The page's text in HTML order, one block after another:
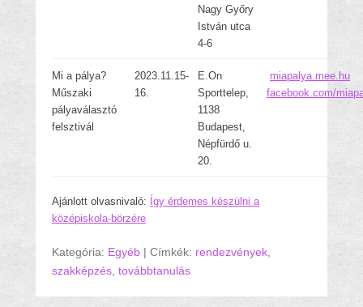
Nagy Győry
István utca
4-6
Mi a pálya?
Műszaki
pályaválasztó
felsztivál
2023.11.15-
16.
E.On
Sporttelep,
1138
Budapest,
Népfürdő u.
20.
miapalya.mee.hu
facebook.com/
Ajánlott olvasnivaló: Így érdemes készülni a
középiskola-börzére
Kategória: Egyéb | Címkék: rendezvények,
szakképzés, továbbtanulás